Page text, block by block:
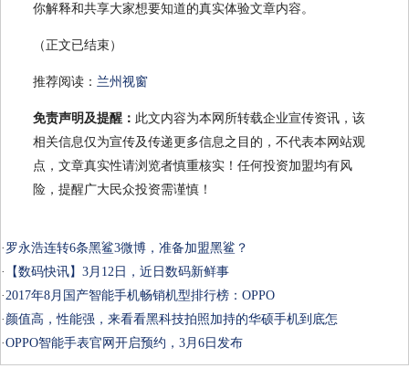
你解释和共享大家想要知道的真实体验文章内容。
（正文已结束）
推荐阅读： 兰州视窗
免责声明及提醒： 此文内容为本网所转载企业宣传资讯，该
相关信息仅为宣传及传递更多信息之目的，不代表本网站观
点，文章真实性请浏览者慎重核实！任何投资加盟均有风
险，提醒广大民众投资需谨慎！
· 罗永浩连转6条黑鲨3微博，准备加盟黑鲨？
·
【数码快讯】3月12日，近日数码新鲜事
· 2017年8月国产智能手机畅销机型排行榜：OPPO
· 颜值高，性能强，来看看黑科技拍照加持的华硕手机到底怎
·OPPO智能手表官网开启预约，3月6日发布